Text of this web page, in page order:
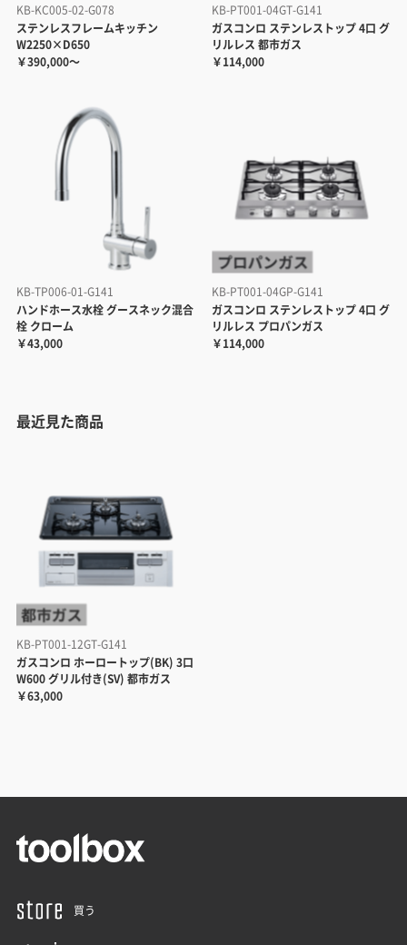
KB-KC005-02-G078
ステンレスフレームキッチン
W2250×D650
￥390,000～
KB-PT001-04GT-G141
ガスコンロ ステンレストップ 4口 グ
リルレス 都市ガス
￥114,000
KB-TP006-01-G141
ハンドホース水栓 グースネック混合
栓 クローム
￥43,000
KB-PT001-04GP-G141
ガスコンロ ステンレストップ 4口 グ
リルレス プロパンガス
￥114,000
最近見た商品
KB-PT001-12GT-G141
ガスコンロ ホーロートップ(BK) 3口
W600 グリル付き(SV) 都市ガス
￥63,000
買う